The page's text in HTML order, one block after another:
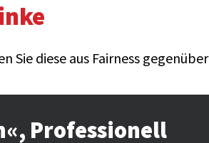
diese aus Fairness gegenüber
Professionell